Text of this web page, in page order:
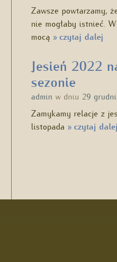
Zawsze powtarzamy,
nie mogłaby istnieć.
mocą »czytaj dalej
Jesień 2022
sezonie
admin w dniu 29
Zamykamy relacje z
listopada »czytaj